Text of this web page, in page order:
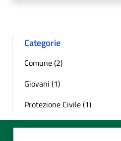
Categorie
Comune (2)
Giovani (1)
Protezione Civile (1)